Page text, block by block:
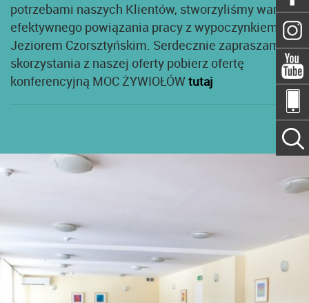
potrzebami naszych Klientów, stworzyliśmy warunki
efektywnego powiązania pracy z wypoczynkiem nad
Jeziorem Czorsztyńskim. Serdecznie zapraszamy do
skorzystania z naszej oferty pobierz ofertę
konferencyjną MOC ŻYWIOŁÓWtutaj